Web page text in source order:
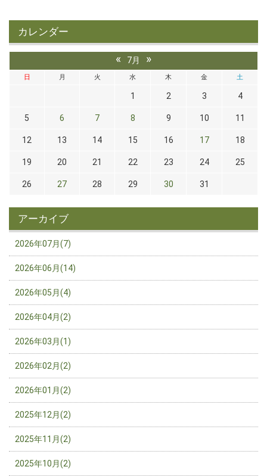
カレンダー
« 7月 »
日 月 火 水 木 金 土
1 2 3 4
5 6 7 8 9 10 11
12 13 14 15 16 17 18
19 20 21 22 23 24 25
26 27 28 29 30 31
アーカイブ
2026年07月(7)
2026年06月(14)
2026年05月(4)
2026年04月(2)
2026年03月(1)
2026年02月(2)
2026年01月(2)
2025年12月(2)
2025年11月(2)
2025年10月(2)